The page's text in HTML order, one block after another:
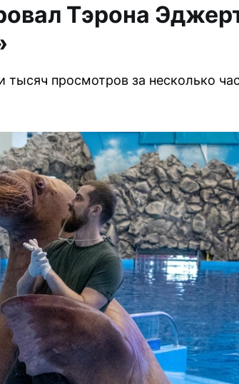
Тэрона
просмотров за несколько